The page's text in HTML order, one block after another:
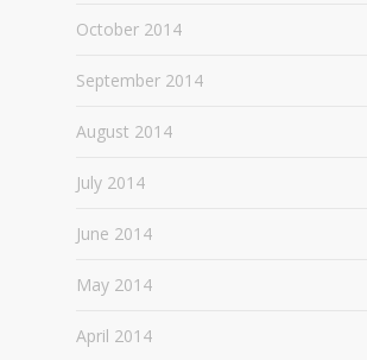
October 2014
September 2014
August 2014
July 2014
June 2014
May 2014
April 2014